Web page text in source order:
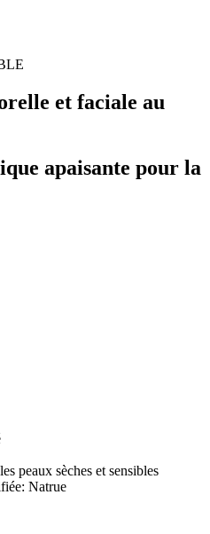
et faciale au
apaisante pour la
peaux sèches et sensibles
Natrue